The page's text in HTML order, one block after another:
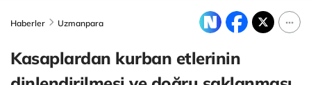
Haberler Uzmanpara
Kasaplardan kurban etlerinin